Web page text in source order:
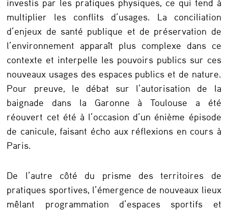
multiplier les conflits d’usages. La conciliation
d’enjeux de santé publique et de préservation de
l’environnement apparaît plus complexe dans ce
contexte et interpelle les pouvoirs publics sur ces
nouveaux usages des espaces publics et de nature.
Pour preuve, le débat sur l’autorisation de la
baignade dans la Garonne à Toulouse a été
réouvert cet été à l’occasion d’un énième épisode
de canicule, faisant écho aux réflexions en cours à
Paris.
De l’autre côté du prisme des territoires de
pratiques sportives, l’émergence de nouveaux lieux
mêlant programmation d’espaces sportifs et